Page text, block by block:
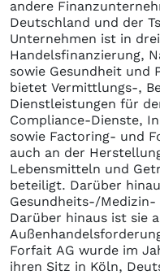
andere
Deutschland und der
Unternehmen ist in
Handelsfinanzierung,
sowie Gesundheit und
bietet Vermittlungs-,
Dienstleistungen für
Compliance-Dienste,
sowie Factoring- und
auch an der
Lebensmitteln und
beteiligt. Darüber
Gesundheits-/
Darüber hinaus ist sie
Forfait AG wurde im
ihren Sitz in Köln,